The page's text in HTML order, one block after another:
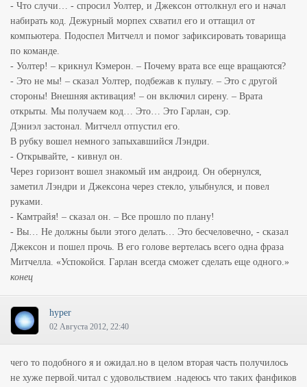
- Что случи… - спросил Уолтер, и Джексон оттолкнул его и начал
набирать код. Дежурный морпех схватил его и оттащил от
компьютера. Подоспел Митчелл и помог зафиксировать товарища
по команде.
- Уолтер! – крикнул Кэмерон. – Почему врата все еще вращаются?
- Это не мы! – сказал Уолтер, подбежав к пульту. – Это с другой
стороны! Внешняя активация! – он включил сирену. – Врата
открыты. Мы получаем код… Это… Это Гарлан, сэр.
Дэниэл застонал. Митчелл отпустил его.
В рубку вошел немного запыхавшийся Лэндри.
- Открывайте, - кивнул он.
Через горизонт вошел знакомый им андроид. Он обернулся,
заметил Лэндри и Джексона через стекло, улыбнулся, и повел
руками.
- Камтрайя! – сказал он. – Все прошло по плану!
- Вы… Не должны были этого делать… Это бесчеловечно, - сказал
Джексон и пошел прочь. В его голове вертелась всего одна фраза
Митчелла. «Успокойся. Гарлан всегда сможет сделать еще одного.»
конец
hyper
02 Августа 2012, 22:40
чего то подобного я и ожидал.но в целом вторая часть получилось
не хуже первой.читал с удовольствием .надеюсь что таких фанфиков